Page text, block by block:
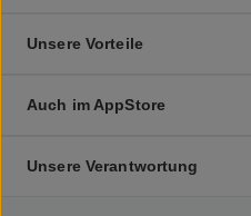
Unsere Vorteile
Auch im AppStore
Unsere Verantwortung